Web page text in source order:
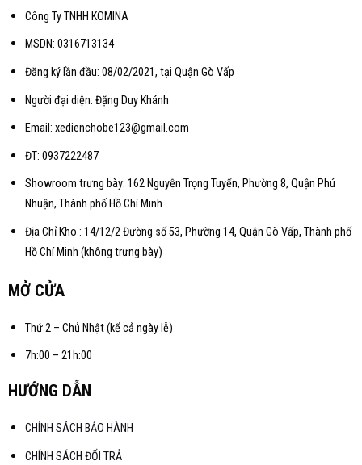
Công Ty TNHH KOMINA
MSDN: 0316713134
Đăng ký lần đầu: 08/02/2021, tại Quận Gò Vấp
Người đại diện: Đặng Duy Khánh
Email: xedienchobe123@gmail.com
ĐT: 0937222487
Showroom trưng bày: 162 Nguyễn Trọng Tuyển, Phường 8, Quận Phú
Nhuận, Thành phố Hồ Chí Minh
Địa Chỉ Kho : 14/12/2 Đường số 53, Phường 14, Quận Gò Vấp, Thành phố
Hồ Chí Minh (không trưng bày)
MỞ CỬA
Thứ 2 – Chủ Nhật (kể cả ngày lễ)
7h:00 – 21h:00
HƯỚNG DẪN
CHÍNH SÁCH BẢO HÀNH
CHÍNH SÁCH ĐỔI TRẢ